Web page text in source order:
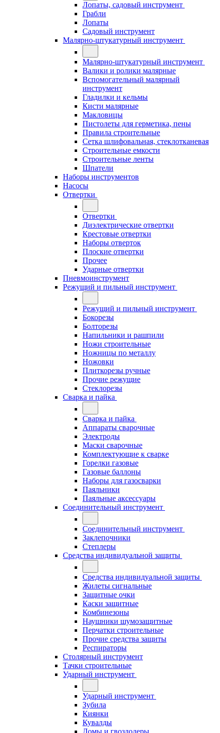
Лопаты, садовый инструмент
Грабли
Лопаты
Садовый инструмент
Малярно-штукатурный инструмент
Малярно-штукатурный инструмент
Валики и ролики малярные
Вспомогательный малярный
инструмент
Гладилки и кельмы
Кисти малярные
Макловицы
Пистолеты для герметика, пены
Правила строительные
Сетка шлифовальная, стеклотканевая
Строительные емкости
Строительные ленты
Шпатели
Наборы инструментов
Насосы
Отвертки
Отвертки
Диэлектрические отвертки
Крестовые отвертки
Наборы отверток
Плоские отвертки
Прочее
Ударные отвертки
Пневмоинструмент
Режущий и пильный инструмент
Режущий и пильный инструмент
Бокорезы
Болторезы
Напильники и рашпили
Ножи строительные
Ножницы по металлу
Ножовки
Плиткорезы ручные
Прочие режущие
Стеклорезы
Сварка и пайка
Сварка и пайка
Аппараты сварочные
Электроды
Маски сварочные
Комплектующие к сварке
Горелки газовые
Газовые баллоны
Наборы для газосварки
Паяльники
Паяльные аксессуары
Соединительный инструмент
Соединительный инструмент
Заклепочники
Степлеры
Средства индивидуальной защиты
Средства индивидуальной защиты
Жилеты сигнальные
Защитные очки
Каски защитные
Комбинезоны
Наушники шумозащитные
Перчатки строительные
Прочие средства защиты
Респираторы
Столярный инструмент
Тачки строительные
Ударный инструмент
Ударный инструмент
Зубила
Киянки
Кувалды
Ломы и гвоздодеры